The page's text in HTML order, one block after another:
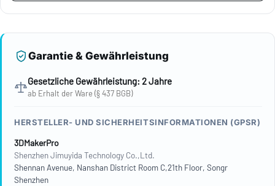
Garantie & Gewährleistung
Gesetzliche Gewährleistung: 2 Jahre
ab Erhalt der Ware (§ 437 BGB)
HERSTELLER- UND SICHERHEITSINFORMATIONEN (GPSR)
3DMakerPro
Shenzhen Jimuyida Technology Co.,Ltd.
Shennan Avenue, Nanshan District Room C,21th Floor, Songr
Shenzhen